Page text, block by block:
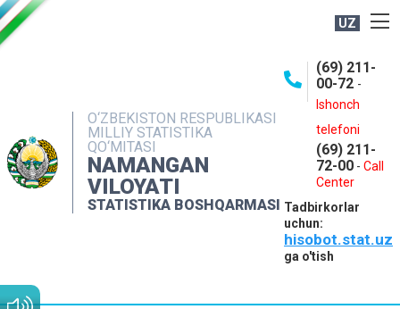
UZ
O‘ZBEKISTON RESPUBLIKASI
MILLIY STATISTIKA
QO‘MITASI
NAMANGAN
VILOYATI
STATISTIKA BOSHQARMASI
(69) 211-
00-72 -
Ishonch
telefoni
(69) 211-
72-00 - Call
Center
Tadbirkorlar
uchun:
hisobot.stat.uz
ga o'tish
NASHRLAR
INTERAKTIV XIZMATLAR
MATBUOT XIZMATI
MUROJAATLAR